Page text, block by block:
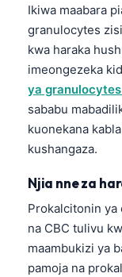
Ikiwa maabara
granulocytes
kwa haraka
imeongezeka
ya
sababu
kuonekana
kushangaza.
Njia nne za
Prokalcitonin ya
na CBC tulivu
maambukizi ya
pamoja na
Հայերեն
Íslenska
Bosanski
Eesti
日本語
Čeština
ქართული